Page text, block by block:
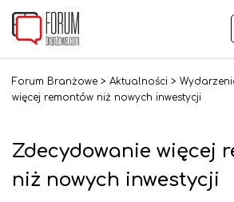
Forum Branżowe > Aktualności >
więcej remontów niż nowych inwestycji
Zdecydowanie więcej
niż nowych inwestycji